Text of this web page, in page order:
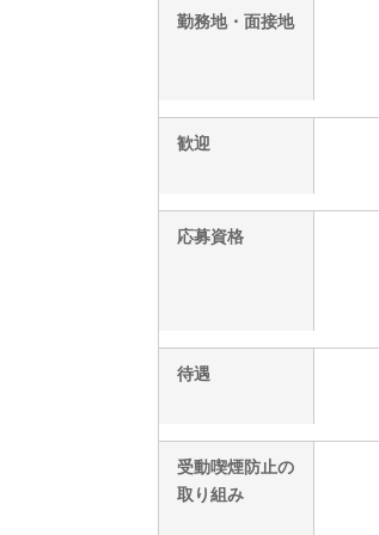
勤務地・面接地
歓迎
応募資格
待遇
受動喫煙防止の
取り組み